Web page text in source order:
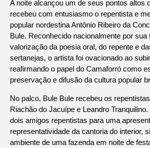
A noite alcançou um de seus pontos altos
recebeu com entusiasmo o repentista e
popular nordestina Antônio Ribeiro da
Bule. Reconhecido nacionalmente por sua
valorização da poesia oral, do repente e
sertanejas, o artista foi ovacionado ao
reafirmando o papel do Camaforró como
preservação e difusão da cultura popular
No palco, Bule Bule recebeu os
Riachão do Jacuípe e Leandro Tranquilino.
dois amigos repentistas para uma
representatividade da cantoria do interior,
ambiente de uma fazenda em noite de